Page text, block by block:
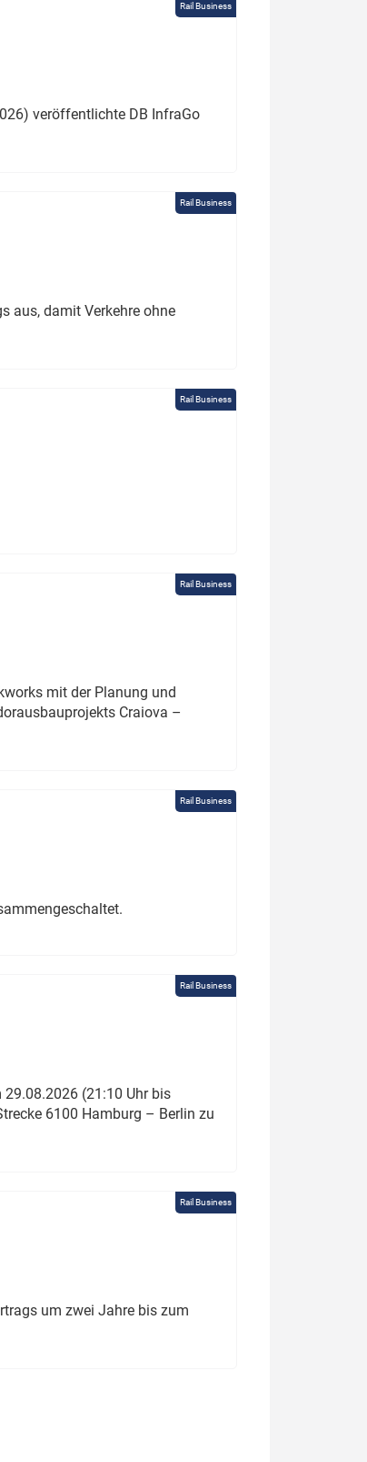
Rail Business
veröffentlichte DB InfraGo
Rail Business
aus, damit Verkehre ohne
Rail Business
Rail Business
mit der Planung und
Craiova –
Rail Business
Rail Business
(21:10 Uhr bis
6100 Hamburg – Berlin zu
Rail Business
um zwei Jahre bis zum